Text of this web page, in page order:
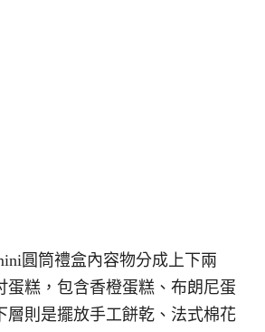
圓筒禮盒內容物分成上下兩
蛋糕，包含香橙蛋糕、布朗尼蛋
層則是擺放手工餅乾、法式棉花